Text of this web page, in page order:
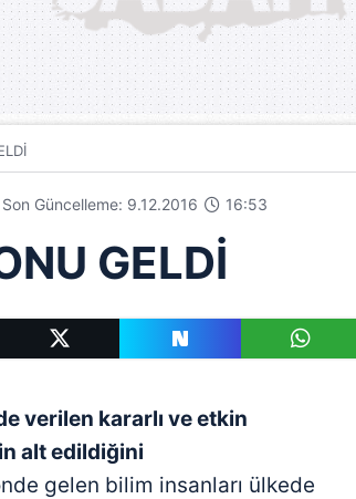
Son Güncelleme: 9.12.2016 16:53
GELDİ
verilen kararlı ve etkin
alt edildiğini
gelen bilim insanları ülkede